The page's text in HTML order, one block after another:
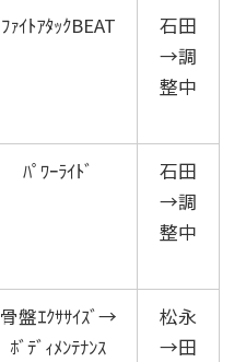
ﾌｧｲﾄｱﾀｯｸBEAT
石田
→調
整中
ﾊﾟﾜｰﾗｲﾄﾞ
石田
→調
整中
骨盤ｴｸｻｻｲｽﾞ→
ﾎﾞﾃﾞｨﾒﾝﾃﾅﾝｽ
松永
→田